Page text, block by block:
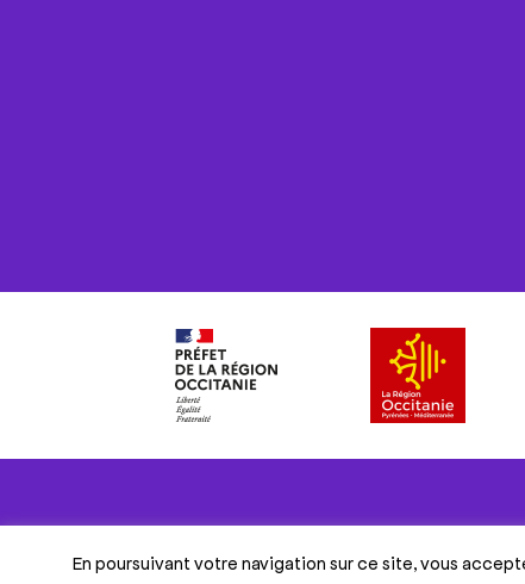
En poursuivant votre navigation sur ce site, vous